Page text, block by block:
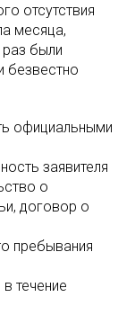
отсутствия
месяца,
были
безвестно
официальными
заявителя
о
договор о
пребывания
течение